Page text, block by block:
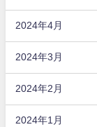
2024年4月
2024年3月
2024年2月
2024年1月